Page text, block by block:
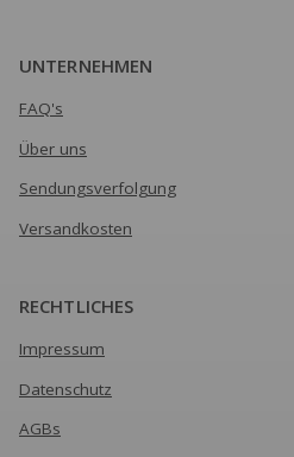
UNTERNEHMEN
FAQ's
Über uns
Sendungsverfolgung
Versandkosten
RECHTLICHES
Impressum
Datenschutz
AGBs